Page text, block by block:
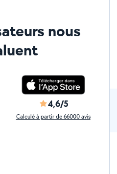
nous
4,6/5
Calculé à partir de 66000 avis